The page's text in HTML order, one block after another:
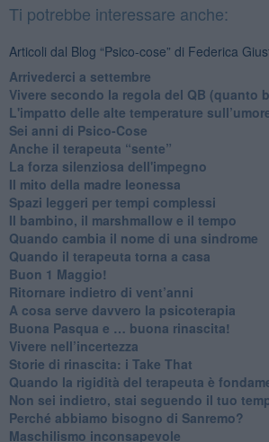
Ti potrebbe interessare anche:
Articoli dal Blog “Psico-cose” di Federica
​Arrivederci a settembre
​Vivere secondo la regola del QB (quanto
​L'impatto delle alte temperature
Sei anni di Psico-Cose
​Anche il terapeuta “sente”
​La forza silenziosa dell'impegno
​Il mito della madre leonessa
Spazi leggeri per tempi complessi
Il bambino, il marshmallow e il tempo
​Quando cambia il nome di una sindrome
​Quando il terapeuta torna a casa
​Buon 1 Maggio!
Ritornare indietro di vent’anni
​A cosa serve davvero la psicoterapia
​Buona Pasqua e … buona rinascita!
​Vivere nell’incertezza
​Storie di rinascita: i Take That
​Quando la rigidità del terapeuta è
​Non sei indietro, stai seguendo il tuo
​Perché abbiamo bisogno di Sanremo?
​Maschilismo inconsapevole